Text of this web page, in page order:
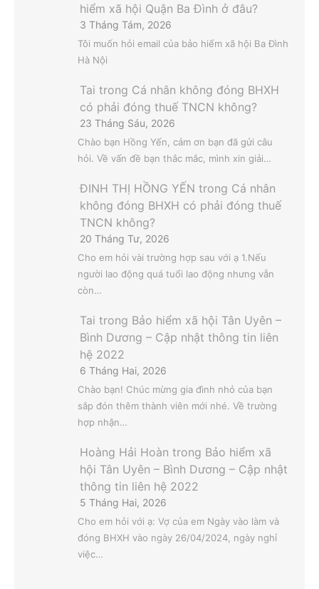
hiểm xã hội Quận Ba Đình ở đâu?
3 Tháng Tám, 2026
Tôi muốn hỏi email của bảo hiểm xã hội Ba Đình
Hà Nội
Tai trong Cá nhân không đóng BHXH
có phải đóng thuế TNCN không?
23 Tháng Sáu, 2026
Chào bạn Hồng Yến, cảm ơn bạn đã gửi câu
hỏi. Về vấn đề bạn thắc mắc, mình xin giải…
ĐINH THỊ HỒNG YẾN trong Cá nhân
không đóng BHXH có phải đóng thuế
TNCN không?
20 Tháng Tư, 2026
Cho em hỏi vài trường hợp sau với ạ 1.Nếu
người lao động quá tuổi lao động nhưng vẫn
còn…
Tai trong Bảo hiểm xã hội Tân Uyên –
Bình Dương – Cập nhật thông tin liên
hệ 2022
6 Tháng Hai, 2026
Chào bạn! Chúc mừng gia đình nhỏ của bạn
sắp đón thêm thành viên mới nhé. Về trường
hợp nhận…
Hoàng Hải Hoàn trong Bảo hiểm xã
hội Tân Uyên – Bình Dương – Cập nhật
thông tin liên hệ 2022
5 Tháng Hai, 2026
Cho em hỏi với ạ: Vợ của em Ngày vào làm và
đóng BHXH vào ngày 26/04/2024, ngày nghỉ
việc…